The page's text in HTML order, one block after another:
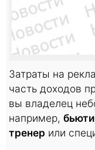
Затраты на
часть доходов
вы владелец
например,
тренер или